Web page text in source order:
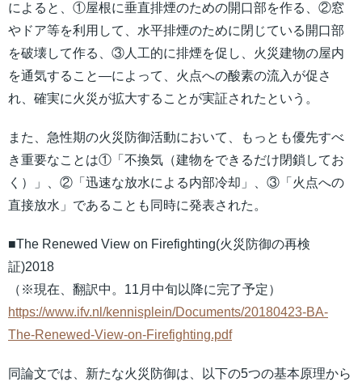
によると、①屋根に垂直排煙のための開口部を作る、②窓
やドア等を利用して、水平排煙のために閉じている開口部
を破壊して作る、③人工的に排煙を促し、火災建物の屋内
を通気すること―によって、火点への酸素の流入が促さ
れ、確実に火災が拡大することが実証されたという。
また、急性期の火災防御活動において、もっとも優先すべ
き重要なことは①「不換気（建物をできるだけ閉鎖してお
く）」、②「迅速な放水による内部冷却」、③「火点への
直接放水」であることも同時に発表された。
■The Renewed View on Firefighting(火災防御の再検
証)2018
（※現在、翻訳中。11月中旬以降に完了予定）
https://www.ifv.nl/kennisplein/Documents/20180423-BA-
The-Renewed-View-on-Firefighting.pdf
同論文では、新たな火災防御は、以下の5つの基本原理から